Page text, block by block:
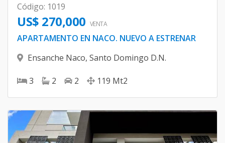
Código: 1019
US$ 270,000 VENTA
APARTAMENTO EN NACO. NUEVO A ESTRENAR
Ensanche Naco, Santo Domingo D.N.
3 2 2 119 Mt2